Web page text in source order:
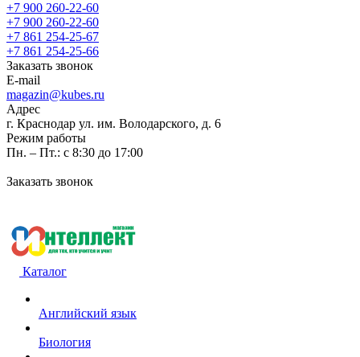
+7 900 260-22-60
+7 900 260-22-60
+7 861 254-25-67
+7 861 254-25-66
Заказать звонок
E-mail
magazin@kubes.ru
Адрес
г. Краснодар ул. им. Володарского, д. 6
Режим работы
Пн. – Пт.: с 8:30 до 17:00
Заказать звонок
Каталог
Английский язык
Биология